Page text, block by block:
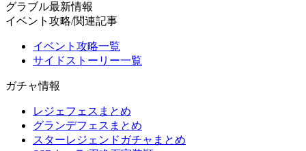
グラブル最新情報
イベント攻略/関連記事
イベント攻略一覧
サイドストーリー一覧
ガチャ情報
レジェフェスまとめ
グランデフェスまとめ
スターレジェンドガチャまとめ